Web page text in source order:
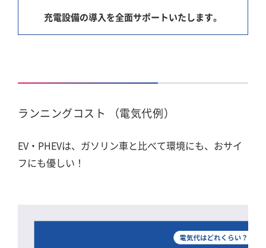
充電設備の導入を全面サポートいたします。
ランニングコスト （電気代例）
EV・PHEVは、ガソリン車と比べて環境にも、おサイ
フにも優しい！